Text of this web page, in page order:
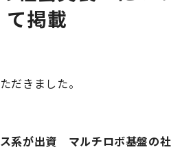
て掲載
だきました。
系が出資 マルチロボ基盤の社